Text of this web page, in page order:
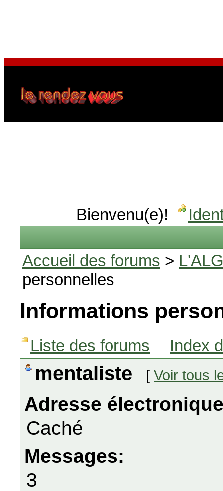
Bienvenu(e)!
Accueil des forums >
personnelles
Informations
Liste des forums Index
mentaliste [ Voir tous
Adresse
Caché
Messages:
3